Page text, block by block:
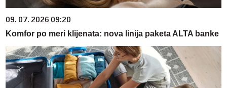
09. 07. 2026 09:20
Komfor po meri klijenata: nova linija paketa ALTA banke